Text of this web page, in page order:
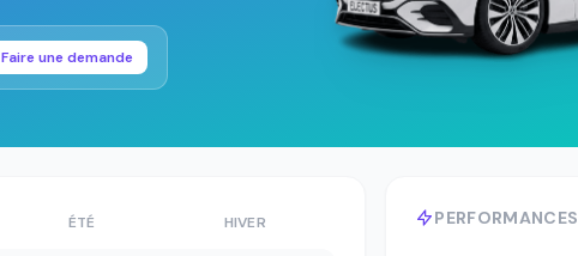
Faire une demande
ÉTÉ HIVER PERFORMANCES